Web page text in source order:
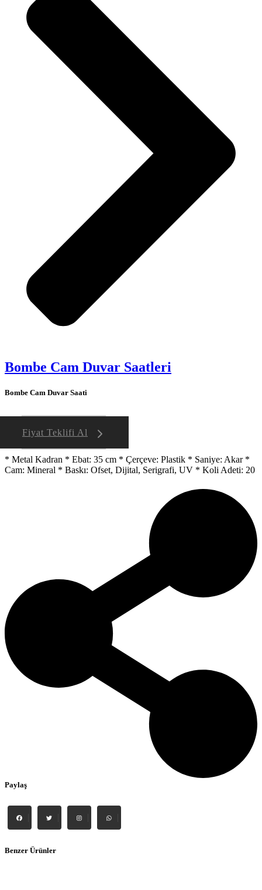
Bombe Cam Duvar Saatleri
Bombe Cam Duvar Saati
Fiyat Teklifi Al
* Metal Kadran * Ebat: 35 cm * Çerçeve: Plastik * Saniye: Akar *
Cam: Mineral * Baskı: Ofset, Dijital, Serigrafi, UV * Koli Adeti: 20
Paylaş
Benzer Ürünler